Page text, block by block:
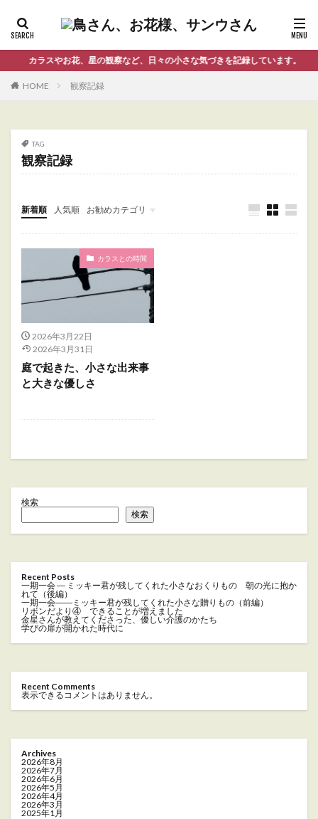
カラスやお花、星の観察など、日々の小さな気づきを記録しています。
HOME 観察記録
TAG
観察記録
新着順 人気順 お勧めカテゴリ
Uncategorized
カラスとの時間
2026年3月22日
2026年3月31日
庭で起きた、小さな出来事
と大きな優しさ
検索
検索
Recent Posts
一期一会 ― ミッキー君が残してくれた小さなおくりもの 朝の光に抱か
れて（後編）
一期一会――ミッキー君が残してくれた小さな贈りもの（前編）
リボンだより④ できることが増えました
金星さんが教えてくださった、優しい介護のかたち
学びの扉が開かれた時代に
Recent Comments
表示できるコメントはありません。
Archives
2026年8月
2026年7月
2026年6月
2026年5月
2026年4月
2026年3月
2025年1月